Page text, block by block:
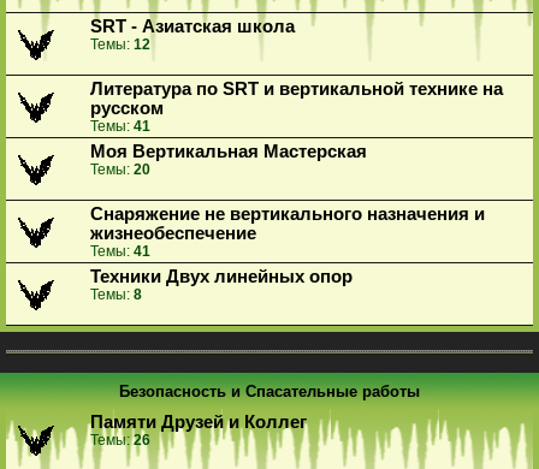
SRT - Азиатская школа
Темы: 12
Литература по SRT и вертикальной технике на
русском
Темы: 41
Моя Вертикальная Мастерская
Темы: 20
Снаряжение не вертикального назначения и
жизнеобеспечение
Темы: 41
Техники Двух линейных опор
Темы: 8
Безопасность и Спасательные работы
Памяти Друзей и Коллег
Темы:26